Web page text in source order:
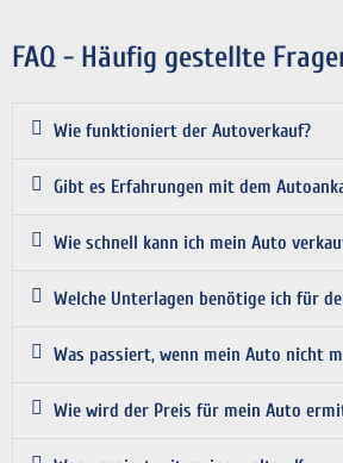
FAQ - Häufig gestellte
Wie funktioniert der Autoverkauf?
Gibt es Erfahrungen mit dem
Wie schnell kann ich mein Auto
Welche Unterlagen benötige ich für
Was passiert, wenn mein Auto nicht
Wie wird der Preis für mein Auto